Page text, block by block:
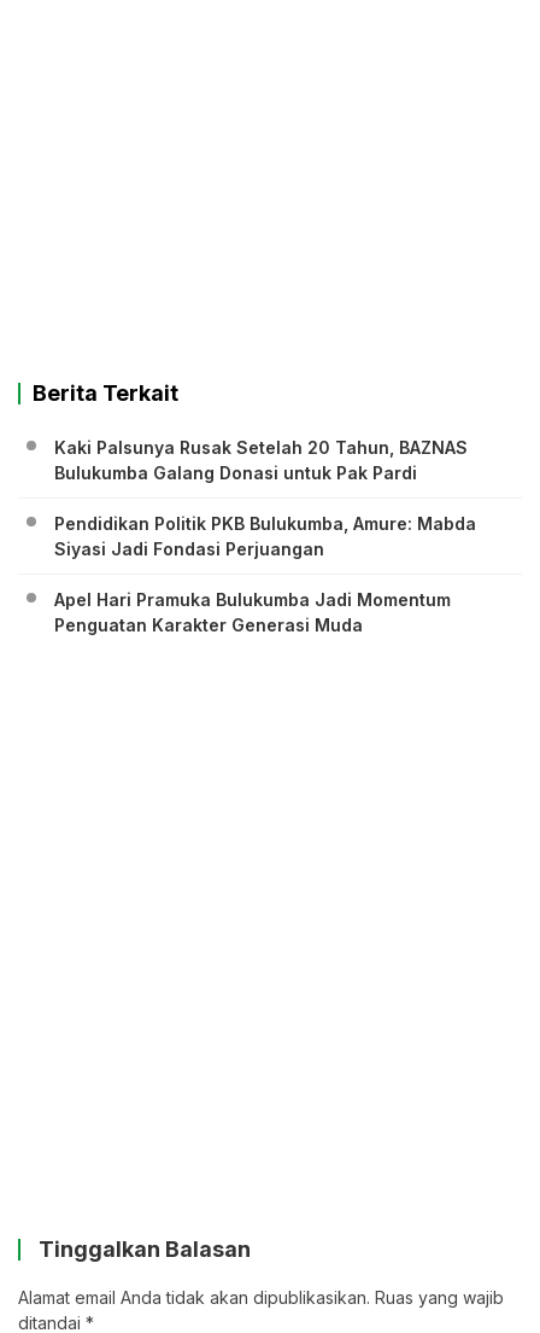
Berita Terkait
Kaki Palsunya Rusak Setelah 20 Tahun, BAZNAS
Bulukumba Galang Donasi untuk Pak Pardi
Pendidikan Politik PKB Bulukumba, Amure: Mabda
Siyasi Jadi Fondasi Perjuangan
Apel Hari Pramuka Bulukumba Jadi Momentum
Penguatan Karakter Generasi Muda
Tinggalkan Balasan
Alamat email Anda tidak akan dipublikasikan. Ruas yang wajib
ditandai *